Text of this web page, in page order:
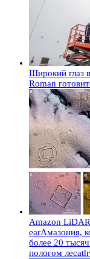
Широкий глаз
Roman
Amazon
earАмазония,
более 20
пологом